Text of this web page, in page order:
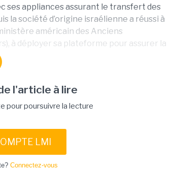
ses appliances assurant le transfert des
la société d’origine israélienne a réussi à
américain des Anciens
à déployer sa plateforme pour assurer la
l'article à lire
pour poursuivre la lecture
LMI
Connectez-vous